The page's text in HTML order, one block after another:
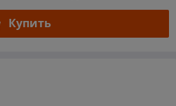
Купить